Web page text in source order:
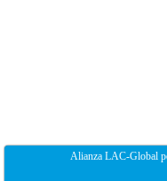
Alianza LAC-Global